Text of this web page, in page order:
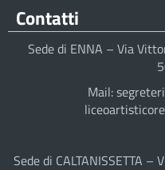
Contatti
Sede di ENNA – Via
Mail:
Sede di CALTANISSETTA